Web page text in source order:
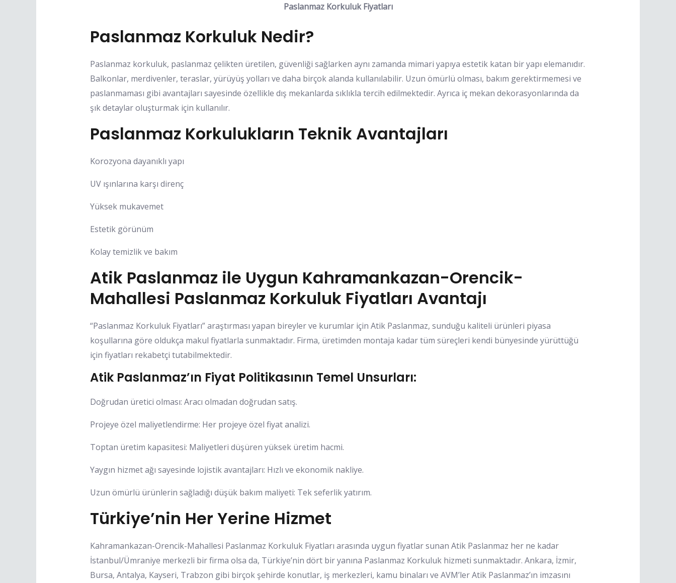
Paslanmaz Korkuluk Fiyatları
Paslanmaz Korkuluk Nedir?
Paslanmaz korkuluk, paslanmaz çelikten üretilen, güvenliği sağlarken aynı zamanda mimari yapıya estetik katan bir yapı elemanıdır.
Balkonlar, merdivenler, teraslar, yürüyüş yolları ve daha birçok alanda kullanılabilir. Uzun ömürlü olması, bakım gerektirmemesi ve
paslanmaması gibi avantajları sayesinde özellikle dış mekanlarda sıklıkla tercih edilmektedir. Ayrıca iç mekan dekorasyonlarında da
şık detaylar oluşturmak için kullanılır.
Paslanmaz Korkulukların Teknik Avantajları
Korozyona dayanıklı yapı
UV ışınlarına karşı direnç
Yüksek mukavemet
Estetik görünüm
Kolay temizlik ve bakım
Atik Paslanmaz ile Uygun Kahramankazan-Orencik-
Mahallesi Paslanmaz Korkuluk Fiyatları Avantajı
“Paslanmaz Korkuluk Fiyatları” araştırması yapan bireyler ve kurumlar için Atik Paslanmaz, sunduğu kaliteli ürünleri piyasa
koşullarına göre oldukça makul fiyatlarla sunmaktadır. Firma, üretimden montaja kadar tüm süreçleri kendi bünyesinde yürüttüğü
için fiyatları rekabetçi tutabilmektedir.
Atik Paslanmaz’ın Fiyat Politikasının Temel Unsurları:
Doğrudan üretici olması: Aracı olmadan doğrudan satış.
Projeye özel maliyetlendirme: Her projeye özel fiyat analizi.
Toptan üretim kapasitesi: Maliyetleri düşüren yüksek üretim hacmi.
Yaygın hizmet ağı sayesinde lojistik avantajları: Hızlı ve ekonomik nakliye.
Uzun ömürlü ürünlerin sağladığı düşük bakım maliyeti: Tek seferlik yatırım.
Türkiye’nin Her Yerine Hizmet
Kahramankazan-Orencik-Mahallesi Paslanmaz Korkuluk Fiyatları arasında uygun fiyatlar sunan Atik Paslanmaz her ne kadar
İstanbul/Ümraniye merkezli bir firma olsa da, Türkiye’nin dört bir yanına Paslanmaz Korkuluk hizmeti sunmaktadır. Ankara, İzmir,
Bursa, Antalya, Kayseri, Trabzon gibi birçok şehirde konutlar, iş merkezleri, kamu binaları ve AVM’ler Atik Paslanmaz’ın imzasını